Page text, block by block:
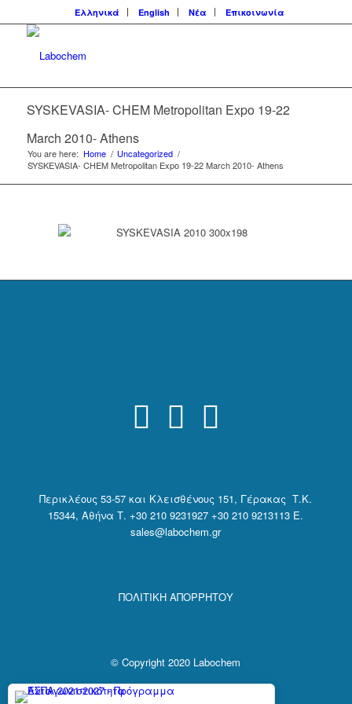
Ελληνικά English Νέα Επικοινωνία
SYSKEVASIA- CHEM Metropolitan Expo 19-22
March 2010- Athens
You are here: Home / Uncategorized /
SYSKEVASIA- CHEM Metropolitan Expo 19-22 March 2010- Athens
Περικλέους 53-57 και Κλεισθένους 151, Γέρακας Τ.Κ.
15344, ΑθήναΤ. +30 210 9231927 +30 210 9213113 E.
sales@labochem.gr
ΠΟΛΙΤΙΚΗ ΑΠΟΡΡΗΤΟΥ
© Copyright 2020 Labochem